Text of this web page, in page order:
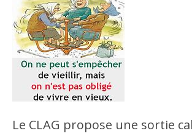
Le CLAG propose une sortie